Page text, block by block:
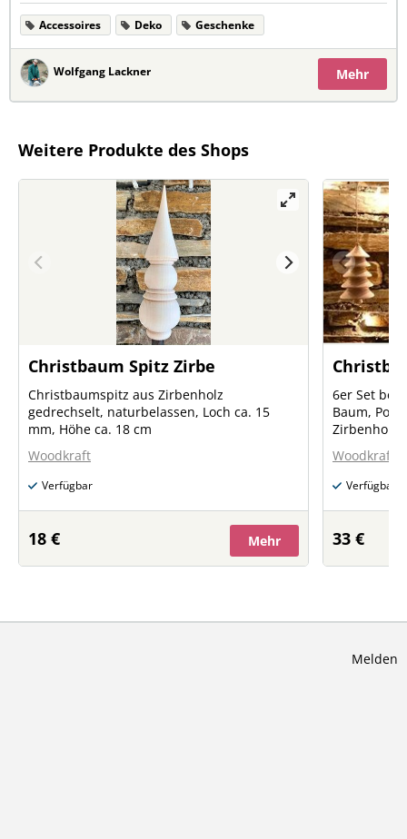
Accessoires Deko Geschenke
Wolfgang Lackner Mehr
Weitere Produkte des Shops
Christbaum Spitz Zirbe
Christbaumspitz aus Zirbenholz
gedrechselt, naturbelassen, Loch ca. 15
mm, Höhe ca. 18 cm
Woodkraft
Verfügbar
18 € Mehr
6er Set
Baum,
Zirbenholz
Figuren ca.
Woodkraft
Verfügbar
33 €
Melden